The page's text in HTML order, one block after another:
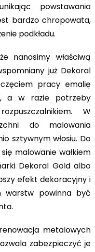
powstawania
bardzo chropowata,
podkładu.
nanosimy właściwą
już Dekoral
pracy emalię
a w razie potrzeby
W
do malowania
sztywnym włosiu. Do
malowanie wałkiem
Dekoral Gold albo
efekt dekoracyjny i
warstw powinna być
metalowych
zabezpieczyć je